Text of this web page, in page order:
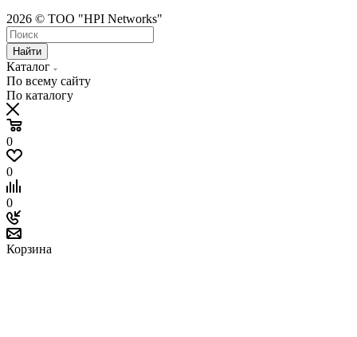
2026 © ТОО "HPI Networks"
Найти
Каталог
По всему сайту
По каталогу
0
0
0
Корзина